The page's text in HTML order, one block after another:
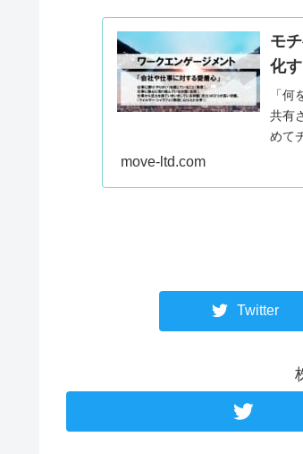
モ
化
「
共有
めて
move-ltd.com
Twitter